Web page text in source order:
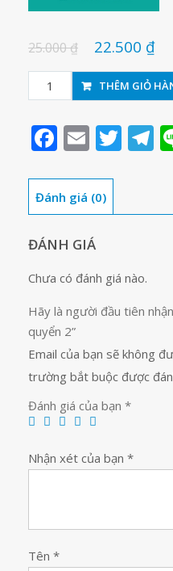
25.000₫ 22.500 ₫
ô
bài
toán
2
lượng
THÊM GIỎ
Facebook
Email
Đánh giá (0)
ĐÁNH GIÁ
Chưa có đánh giá nào.
Hãy là người đầu tiên
quyển 2”
Email của bạn sẽ không
trường bắt buộc được
Đánh giá của bạn *
Nhận xét của bạn *
Tên *